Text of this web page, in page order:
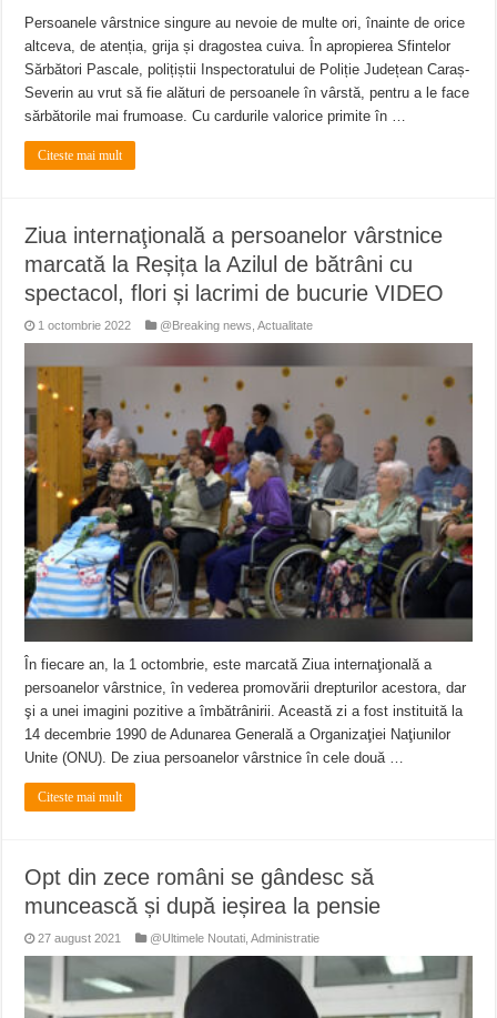
Persoanele vârstnice singure au nevoie de multe ori, înainte de orice
altceva, de atenția, grija și dragostea cuiva. În apropierea Sfintelor
Sărbători Pascale, polițiștii Inspectoratului de Poliție Județean Caraș-
Severin au vrut să fie alături de persoanele în vârstă, pentru a le face
sărbătorile mai frumoase. Cu cardurile valorice primite în …
Citeste mai mult
Ziua internaţională a persoanelor vârstnice
marcată la Reșița la Azilul de bătrâni cu
spectacol, flori și lacrimi de bucurie VIDEO
1 octombrie 2022 @Breaking news ,Actualitate
În fiecare an, la 1 octombrie, este marcată Ziua internaţională a
persoanelor vârstnice, în vederea promovării drepturilor acestora, dar
şi a unei imagini pozitive a îmbătrânirii. Această zi a fost instituită la
14 decembrie 1990 de Adunarea Generală a Organizaţiei Naţiunilor
Unite (ONU). De ziua persoanelor vârstnice în cele două …
Citeste mai mult
Opt din zece români se gândesc să
muncească și după ieșirea la pensie
27 august 2021 @Ultimele Noutati ,Administratie